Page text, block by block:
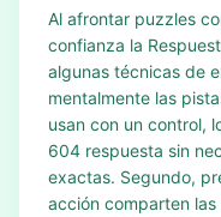
Al afrontar puzzles
confianza la
algunas técnicas de
mentalmente las
usan con un control,
604 respuesta sin
exactas. Segundo,
acción comparten